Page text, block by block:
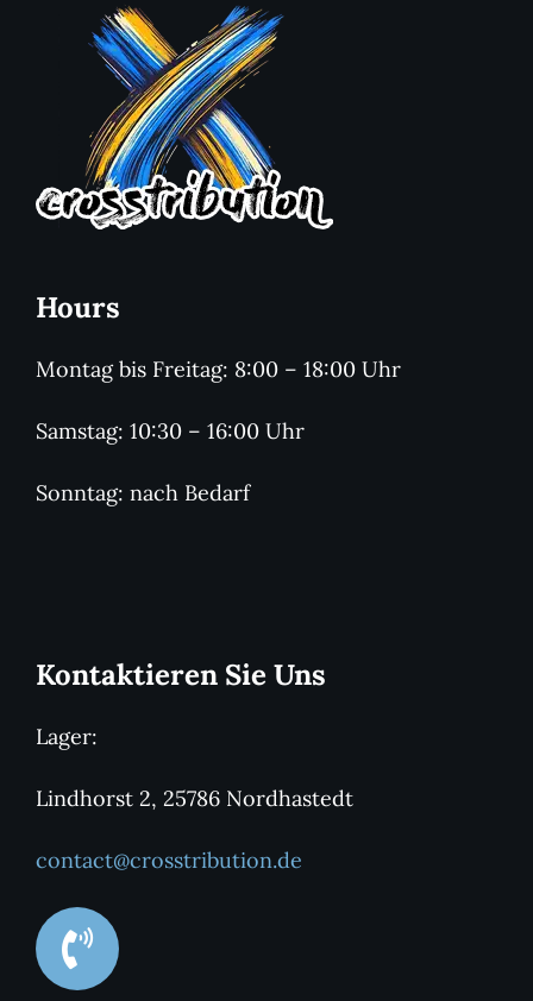
Hours
Montag bis Freitag: 8:00 – 18:00 Uhr
Samstag: 10:30 – 16:00 Uhr
Sonntag: nach Bedarf
Kontaktieren Sie Uns
Lager:
Lindhorst 2, 25786 Nordhastedt
contact@crosstribution.de